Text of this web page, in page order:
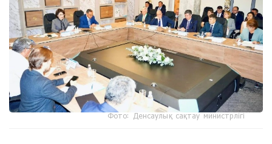
Фото: Денсаулық сақтау министрлігі